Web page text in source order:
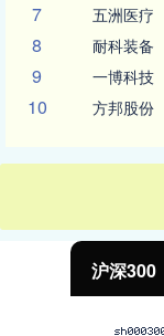
7 五洲医疗
8 耐科装备
9 一博科技
10 方邦股份
沪深300